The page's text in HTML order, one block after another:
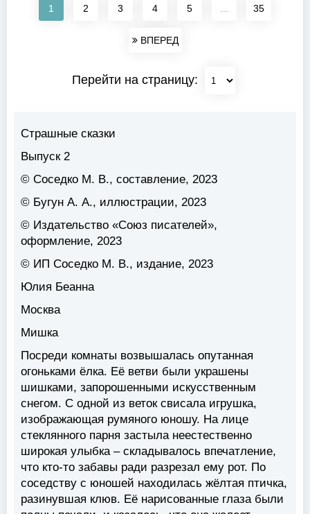
1 2 3 4 5 ... 35
ВПЕРЕД
Перейти на страницу:
Страшные сказки
Выпуск 2
© Соседко М. В., составление, 2023
© Бугун А. А., иллюстрации, 2023
© Издательство «Союз писателей»,
оформление, 2023
© ИП Соседко М. В., издание, 2023
Юлия Беанна
Москва
Мишка
Посреди комнаты возвышалась опутанная
огоньками ёлка. Её ветви были украшены
шишками, запорошенными искусственным
снегом. С одной из веток свисала игрушка,
изображающая румяного юношу. На лице
стеклянного парня застыла неестественно
широкая улыбка – складывалось впечатление,
что кто-то забавы ради разрезал ему рот. По
соседству с юношей находилась жёлтая птичка,
разинувшая клюв. Её нарисованные глаза были